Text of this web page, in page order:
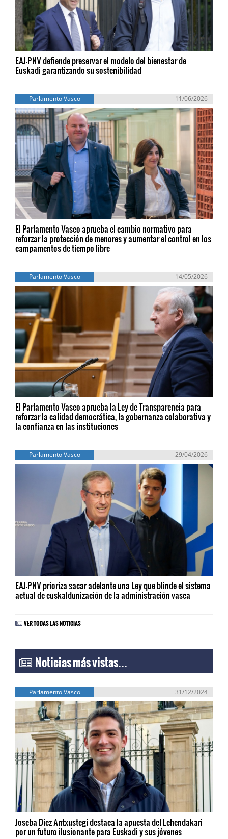
EAJ-PNV defiende preservar el modelo del bienestar de
Euskadi garantizando su sostenibilidad
Parlamento Vasco 11/06/2026
El Parlamento Vasco aprueba el cambio normativo para
reforzar la protección de menores y aumentar el control en los
campamentos de tiempo libre
Parlamento Vasco 14/05/2026
El Parlamento Vasco aprueba la Ley de Transparencia para
reforzar la calidad democrática, la gobernanza colaborativa y
la confianza en las instituciones
Parlamento Vasco 29/04/2026
EAJ-PNV prioriza sacar adelante una Ley que blinde el sistema
actual de euskaldunización de la administración vasca
VER TODAS LAS NOTICIAS
Noticias más vistas...
Parlamento Vasco 31/12/2024
Joseba Díez Antxustegi destaca la apuesta del Lehendakari
por un futuro ilusionante para Euskadi y sus jóvenes